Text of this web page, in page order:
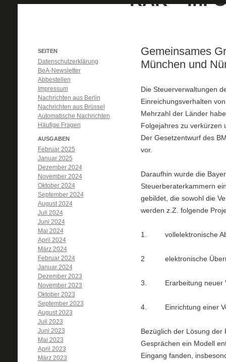
Gemeinsames
München und
Die Steuerverwaltungen
Einreichungsverhalten
Mehrzahl der Länder
Folgejahres zu verkürzen
Der Gesetzentwurf des
vor.
Daraufhin wurde die
Steuerberaterkammern
gebildet, die sowohl die
werden z.Z. folgende
1. vollelektronische
2 elektronische
3. Erarbeitung neuer
4. Einrichtung einer
Bezüglich der Lösung
Gesprächen ein Modell
Eingang fanden,
SEITEN
Datenschutzerklärung
BeA-Newsletter
Abbestellen
Impressum
Nachrichten aus Berlin
Nachrichten aus Brüssel
Automatische Nachrichten
Häufige Fragen
AUSGABEN
Februar 2025
Januar 2025
Dezember 2024
November 2024
Oktober 2024
September 2024
August 2024
Juli 2024
Juni 2024
Mai 2024
April 2024
März 2024
Februar 2024
Januar 2024
Dezember 2023
November 2023
Oktober 2023
September 2023
August 2023
Juli 2023
Juni 2023
Mai 2023
April 2023
März 2023